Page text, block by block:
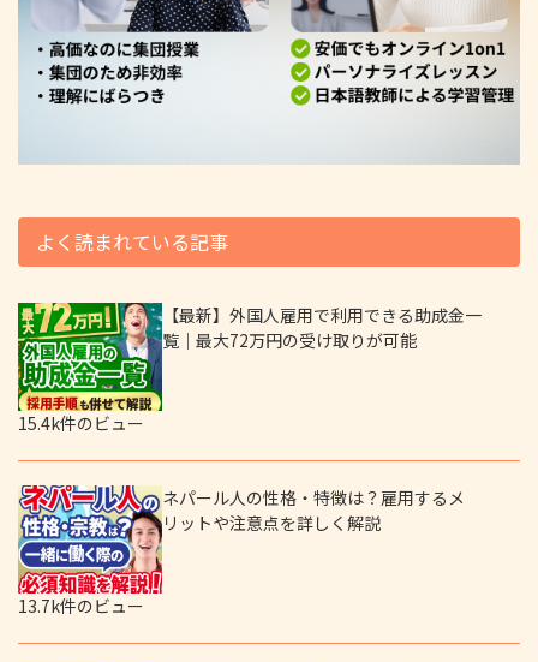
よく読まれている記事
【最新】外国人雇用で利用できる助成金一
覧｜最大72万円の受け取りが可能
15.4k件のビュー
ネパール人の性格・特徴は？雇用するメ
リットや注意点を詳しく解説
13.7k件のビュー